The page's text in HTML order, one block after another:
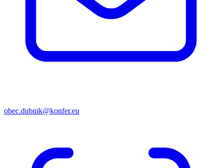
obec.dubnik@konfer.eu